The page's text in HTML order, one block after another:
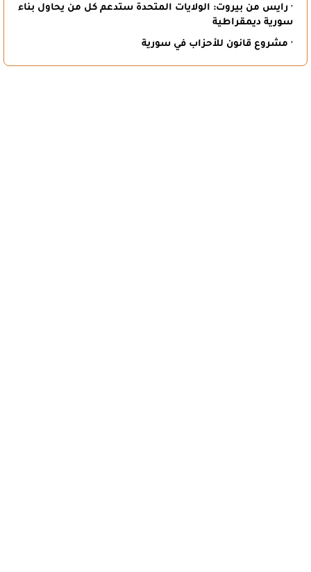
· رايس من بيروت: الولايات المتحدة ستدعم كل من يحاول بناء
سورية ديمقراطية
· مشروع قانون للأحزاب في سورية